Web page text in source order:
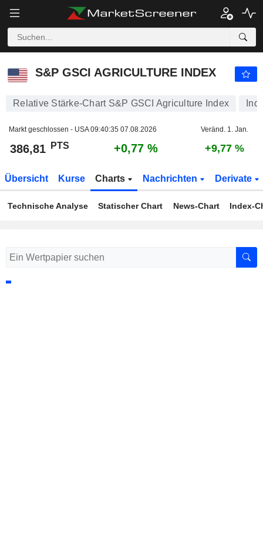
S&P GSCI AGRICULTURE INDEX
Relative Stärke-Chart S&P GSCI Agriculture Index
Markt geschlossen - USA09:40:35 07.08.2026 Veränd. 1. Jan.
386,81 PTS +0,77 % +9,77 %
Übersicht Kurse Charts Nachrichten Derivate
Technische Analyse Statischer Chart News-Chart Index-